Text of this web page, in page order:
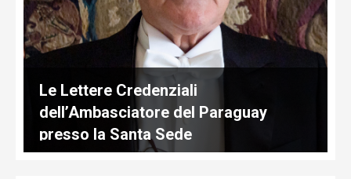
Le Lettere Credenziali
dell’Ambasciatore del Paraguay
presso la Santa Sede